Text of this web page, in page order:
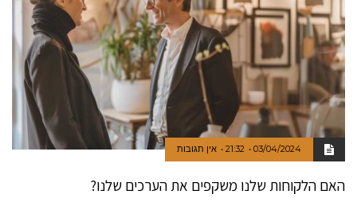
03/04/2024
21:32 אין תגובות
האם הלקוחות שלנו משקפים את הערכים שלנו?